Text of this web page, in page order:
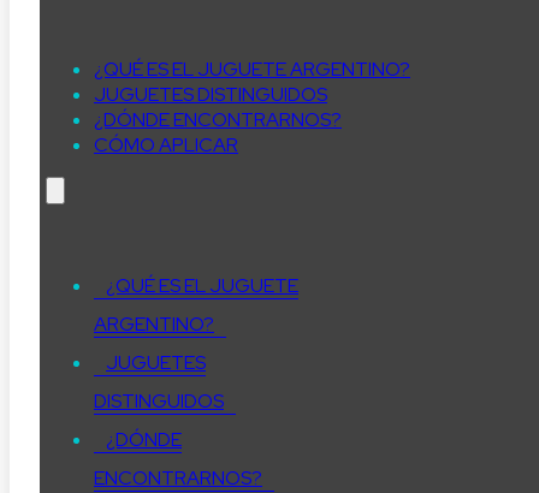
¿QUÉ ES EL JUGUETE ARGENTINO?
JUGUETES DISTINGUIDOS
¿DÓNDE ENCONTRARNOS?
CÓMO APLICAR
¿QUÉ ES EL JUGUETE
ARGENTINO?
JUGUETES
DISTINGUIDOS
¿DÓNDE
ENCONTRARNOS?